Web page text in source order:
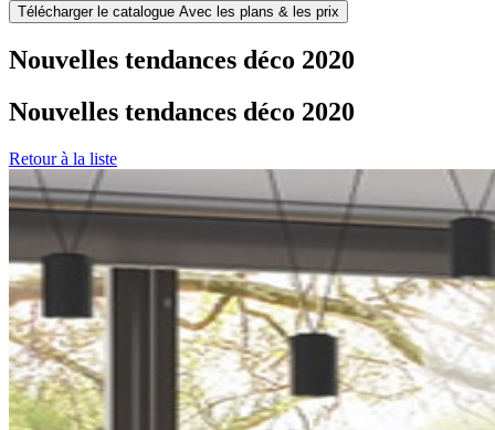
Télécharger le catalogue Avec les plans & les prix
Nouvelles tendances déco 2020
Nouvelles tendances déco 2020
Retour à la liste